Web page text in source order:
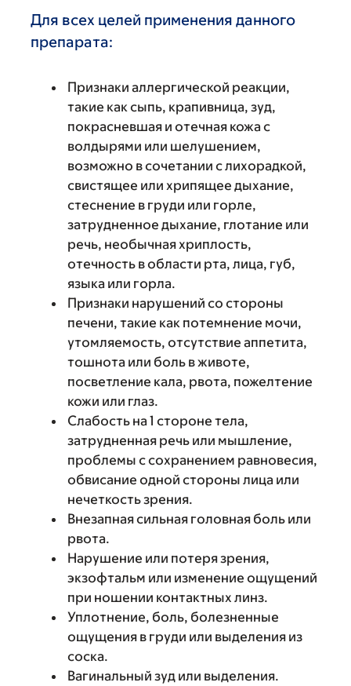
Для всех целей применения данного
препарата:
Признаки аллергической реакции,
такие как сыпь, крапивница, зуд,
покрасневшая и отечная кожа с
волдырями или шелушением,
возможно в сочетании с лихорадкой,
свистящее или хрипящее дыхание,
стеснение в груди или горле,
затрудненное дыхание, глотание или
речь, необычная хриплость,
отечность в области рта, лица, губ,
языка или горла.
Признаки нарушений со стороны
печени, такие как потемнение мочи,
утомляемость, отсутствие аппетита,
тошнота или боль в животе,
посветление кала, рвота, пожелтение
кожи или глаз.
Слабость на 1 стороне тела,
затрудненная речь или мышление,
проблемы с сохранением равновесия,
обвисание одной стороны лица или
нечеткость зрения.
Внезапная сильная головная боль или
рвота.
Нарушение или потеря зрения,
экзофтальм или изменение ощущений
при ношении контактных линз.
Уплотнение, боль, болезненные
ощущения в груди или выделения из
соска.
Вагинальный зуд или выделения.